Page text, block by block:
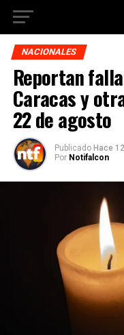
NACIONALES
Reportan
Caracas y
22 de agosto
Publicado Hace
Por Notifalcon